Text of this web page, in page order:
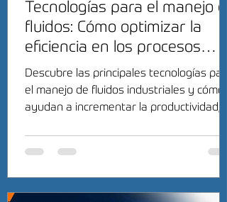
Tecnologías para el manejo de
fluidos: Cómo optimizar la
eficiencia en los procesos
industriales
Descubre las principales tecnologías para
el manejo de fluidos industriales y cómo
ayudan a incrementar la productividad,